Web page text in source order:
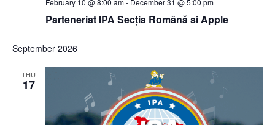
Parteneriat IPA Secția Română si Apple
September 2026
THU
17